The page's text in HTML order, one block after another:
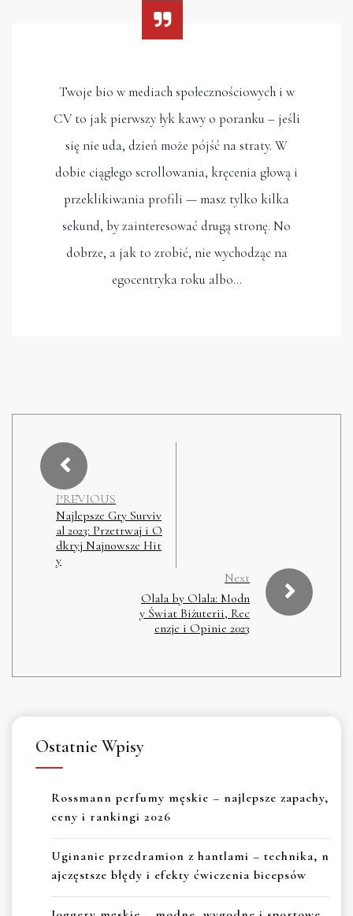
Twoje bio w mediach społecznościowych i w
CV to jak pierwszy łyk kawy o poranku – jeśli
się nie uda, dzień może pójść na straty. W
dobie ciągłego scrollowania, kręcenia głową i
przeklikiwania profili — masz tylko kilka
sekund, by zainteresować drugą stronę. No
dobrze, a jak to zrobić, nie wychodząc na
egocentryka roku albo…
PREVIOUS
Najlepsze Gry Surviv
al 2023: Przetrwaj i O
dkryj Najnowsze Hit
y
Next
Olala by Olala: Modn
y Świat Biżuterii, Rec
enzje i Opinie 2023
Ostatnie Wpisy
Rossmann perfumy męskie – najlepsze zapachy,
ceny i rankingi 2026
Uginanie przedramion z hantlami – technika, n
ajczęstsze błędy i efekty ćwiczenia bicepsów